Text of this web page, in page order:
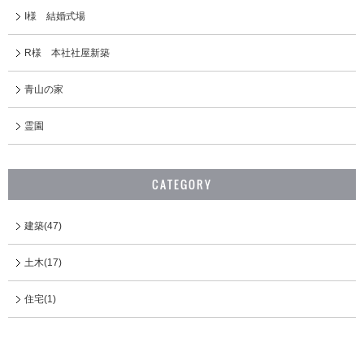
I様 結婚式場
R様 本社社屋新築
青山の家
霊園
CATEGORY
建築(47)
土木(17)
住宅(1)